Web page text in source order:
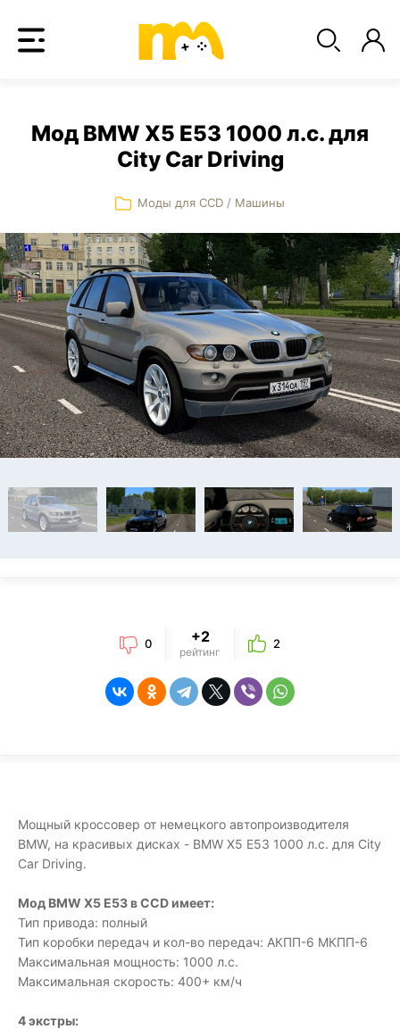
Мод BMW X5 E53 1000 л.с. для
City Car Driving
Моды для CCD / Машины
0 +2
рейтинг
2
Мощный кроссовер от немецкого автопроизводителя
BMW, на красивых дисках - BMW X5 E53 1000 л.с. для City
Car Driving.
Мод BMW X5 E53 в CCD имеет:
Тип привода: полный
Тип коробки передач и кол-во передач: АКПП-6 МКПП-6
Максимальная мощность: 1000 л.с.
Максимальная скорость: 400+ км/ч
4 экстры: